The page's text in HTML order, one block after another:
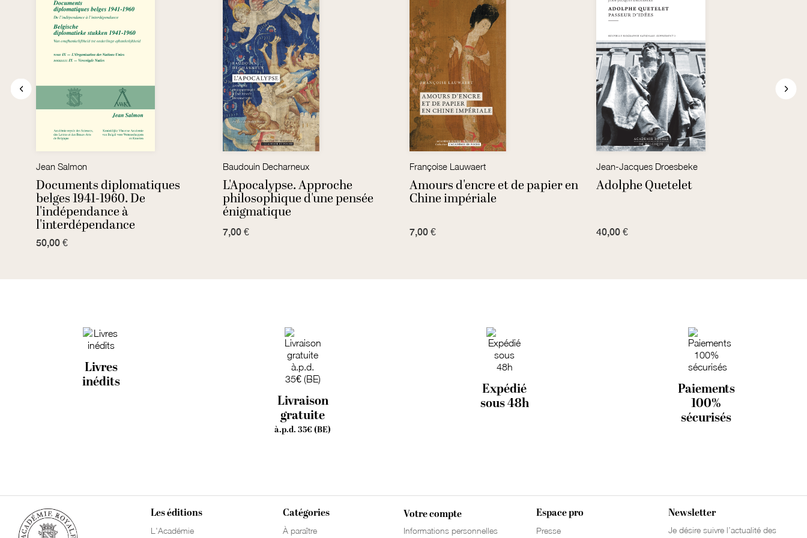
Jean Salmon
Documents diplomatiques
belges 1941-1960. De
l'indépendance à
l'interdépendance
50,00 €
Baudouin Decharneux
L'Apocalypse. Approche
philosophique d'une pensée
énigmatique
7,00 €
Françoise Lauwaert
Amours d'encre et de papier en
Chine impériale
7,00 €
Jean-Jacques Droesbeke
Adolphe Quetelet
40,00 €
Livres
inédits
Livraison
gratuite
à.p.d. 35€ (BE)
Expédié
sous 48h
Paiements
100%
sécurisés
Les éditions
L'Académie
Catégories
À paraître
Votre compte
Informations personnelles
Espace pro
Presse
Newsletter
Je désire suivre l’actualité des